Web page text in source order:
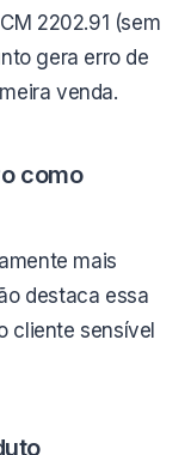
2202.91 (sem
gera erro de
venda.
como
mais
destaca essa
cliente sensível